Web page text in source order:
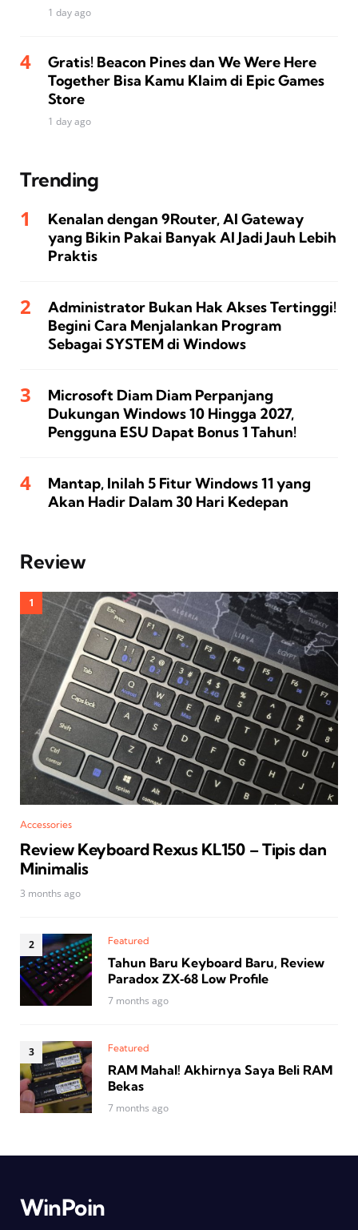
1 day ago
Gratis! Beacon Pines dan We Were Here
Together Bisa Kamu Klaim di Epic Games
Store
1 day ago
Trending
Kenalan dengan 9Router, AI Gateway
yang Bikin Pakai Banyak AI Jadi Jauh Lebih
Praktis
Administrator Bukan Hak Akses Tertinggi!
Begini Cara Menjalankan Program
Sebagai SYSTEM di Windows
Microsoft Diam Diam Perpanjang
Dukungan Windows 10 Hingga 2027,
Pengguna ESU Dapat Bonus 1 Tahun!
Mantap, Inilah 5 Fitur Windows 11 yang
Akan Hadir Dalam 30 Hari Kedepan
Review
Accessories
Review Keyboard Rexus KL150 – Tipis dan
Minimalis
3 months ago
Featured
Tahun Baru Keyboard Baru, Review
Paradox ZX‑68 Low Profile
7 months ago
Featured
RAM Mahal! Akhirnya Saya Beli RAM
Bekas
7 months ago
WinPoin